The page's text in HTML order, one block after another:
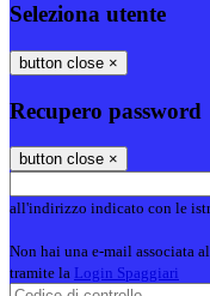
Seleziona utente
button close ×
Recupero password
button close ×
all'indirizzo indicato con le
Non hai una e-mail associata
tramite la Login Spaggiari